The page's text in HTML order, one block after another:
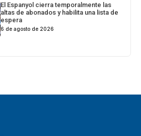
El Espanyol cierra temporalmente las
altas de abonados y habilita una lista de
espera
6 de agosto de 2026